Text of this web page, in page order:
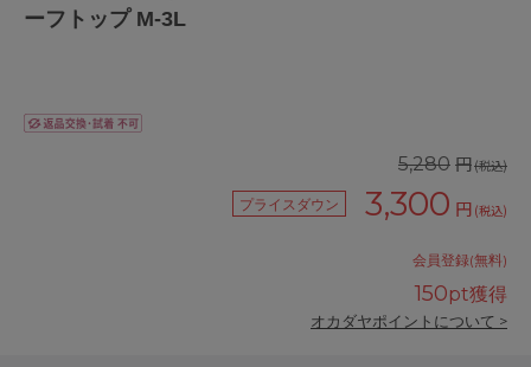
ーフトップ M-3L
5,280 円(税込)
プライスダウン 3,300 円 (税込)
会員登録(無料)
150pt獲得
オカダヤポイントについて >